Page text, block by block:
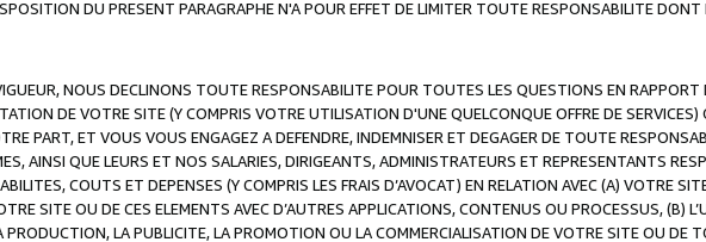
DU PRESENT PARAGRAPHE N'A POUR EFFET DE LIMITER TOUTE RESPONSABILITE DONT
NOUS DECLINONS TOUTE RESPONSABILITE POUR TOUTES LES QUESTIONS EN RAPPORT
DE VOTRE SITE (Y COMPRIS VOTRE UTILISATION D'UNE QUELCONQUE OFFRE DE SERVICES)
PART, ET VOUS VOUS ENGAGEZ A DEFENDRE, INDEMNISER ET DEGAGER DE TOUTE
AINSI QUE LEURS ET NOS SALARIES, DIRIGEANTS, ADMINISTRATEURS ET REPRESENTANTS
COUTS ET DEPENSES (Y COMPRIS LES FRAIS D’AVOCAT) EN RELATION AVEC (A) VOTRE
SITE OU DE CES ELEMENTS AVEC D’AUTRES APPLICATIONS, CONTENUS OU PROCESSUS, (B)
PRODUCTION, LA PUBLICITE, LA PROMOTION OU LA COMMERCIALISATION DE VOTRE SITE OU DE